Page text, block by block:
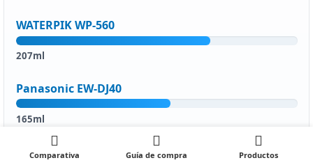
WATERPIK WP-560
207ml
Panasonic EW-DJ40
165ml
Oral-B Aquacare 6 Pro Expert
Comparativa Guía de compra Productos